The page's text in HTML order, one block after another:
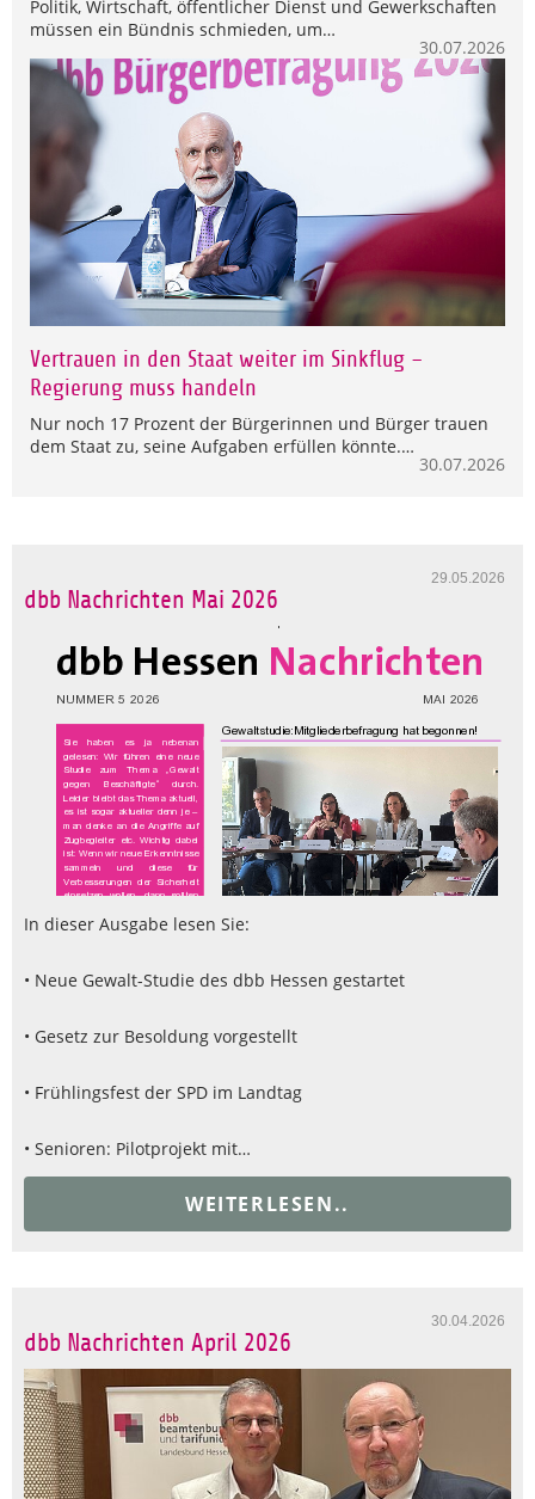
Politik, Wirtschaft, öffentlicher Dienst und Gewerkschaften
müssen ein Bündnis schmieden, um…
30.07.2026
Vertrauen in den Staat weiter im Sinkflug –
Regierung muss handeln
Nur noch 17 Prozent der Bürgerinnen und Bürger trauen
dem Staat zu, seine Aufgaben erfüllen könnte.…
30.07.2026
29.05.2026
dbb Nachrichten Mai 2026
In dieser Ausgabe lesen Sie:
• Neue Gewalt-Studie des dbb Hessen gestartet
• Gesetz zur Besoldung vorgestellt
• Frühlingsfest der SPD im Landtag
• Senioren: Pilotprojekt mit…
WEITERLESEN..
30.04.2026
dbb Nachrichten April 2026